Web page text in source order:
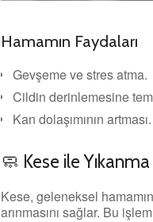
Hamamın Faydaları
Gevşeme ve stres atma.
Cildin derinlemesine
Kan dolaşımının artması.
🧼 Kese ile Yıkanma
Kese, geleneksel
arınmasını sağlar. Bu